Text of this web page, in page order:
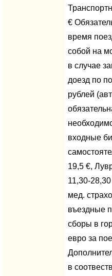
€
время
собой на
в случае
доезд по
рублей
входные
19,5 €,
11,30-
мед.
въездные
сборы в
евро за
в